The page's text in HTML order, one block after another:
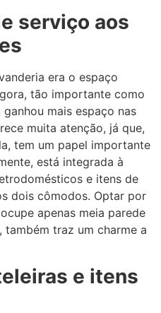
serviço aos
era o espaço
tão importante como
mais espaço nas
muita atenção, já que,
tem um papel importante
está integrada à
e itens de
dois cômodos. Optar por
apenas meia parede
traz um charme a
e itens